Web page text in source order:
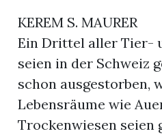
KEREM S. MAURER
Ein Drittel aller Tier-
seien in der Schweiz
schon ausgestorben,
Lebensräume wie
Trockenwiesen seien